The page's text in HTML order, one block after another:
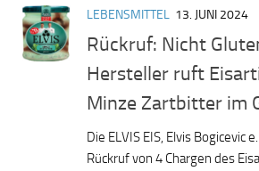
LEBENSMITTEL 13. JUNI 2024
Rückruf: Nicht
Hersteller ruft
Minze Zartbitter im
Die ELVIS EIS, Elvis Bogicevic
Rückruf von 4 Chargen des